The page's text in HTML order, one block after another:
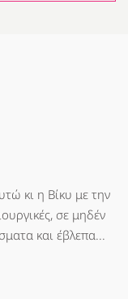
κι η Βίκυ με την
σε μηδέν
και έβλεπα...